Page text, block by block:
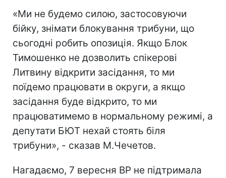
«Ми не будемо силою, застосовуючи
бійку, знімати блокування трибуни, що
сьогодні робить опозиція. Якщо Блок
Тимошенко не дозволить спікерові
Литвину відкрити засідання, то ми
поїдемо працювати в округи, а якщо
засідання буде відкрито, то ми
працюватимемо в нормальному режимі, а
депутати БЮТ нехай стоять біля
трибуни», - сказав М.Чечетов.
Нагадаємо, 7 вересня ВР не підтримала